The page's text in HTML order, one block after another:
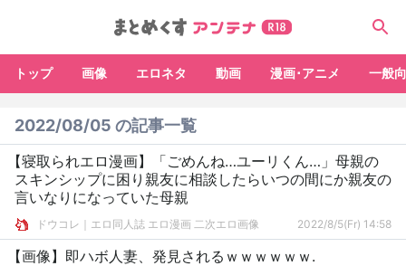
トップ 画像 エロネタ 動画 漫画･アニメ 一般
2022/08/05 の記事一覧
【寝取られエロ漫画】「ごめんね…ユーリくん…」母親の
スキンシップに困り親友に相談したらいつの間にか親友の
言いなりになっていた母親
ドウコレ｜エロ同人誌 エロ漫画 二次エロ画像 2022/8/5(Fr) 14:58
【画像】即ハボ人妻、発見されるｗｗｗｗｗｗ.